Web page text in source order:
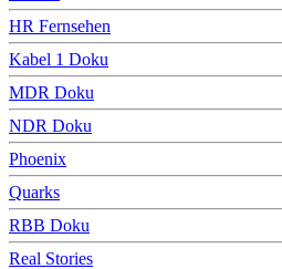
HR Fernsehen
Kabel 1 Doku
MDR Doku
NDR Doku
Phoenix
Quarks
RBB Doku
Real Stories